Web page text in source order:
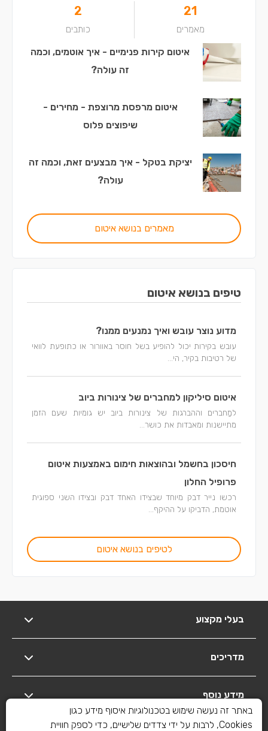
21
מאמרים
2
כותבים
איטום קירות פנימיים - איך אוטמים, וכמה
זה עולה?
איטום מרפסת מרוצפת - מחירים -
שיפוצים פלוס
יציקת בטקל - איך מבצעים זאת, וכמה זה
עולה?
מאמרים בנושא איטום
טיפים בנושא איטום
מדוע נוצר עובש ואיך נמנעים ממנו?
עובש בקירות יכול להופיע בשל חוסר באוורור או כתופעת לוואי
של רטיבות בקיר, הי...
איטום סיליקון למחברים של צינורות ביוב
למַחברים וההברגות של צינורות ביוב יש גומיות שעם הזמן
מתיישנות ומאבדות את כושר...
חיסכון בחשמל ובהוצאות חימום באמצעות איטום
פרופיל החלון
רכשו נייר דבק מיוחד שבצידו האחד דבק ובצידו השני ספוגית
אוטמת, הדביקו על ההיקף...
לטיפים בנושא איטום
בעלי מקצוע
מדריכים
מידע נוסף
באתר זה נעשה שימוש בטכנולוגיות איסוף מידע כגון
Cookies, לרבות על ידי צדדים שלישיים, כדי לספק חוויית